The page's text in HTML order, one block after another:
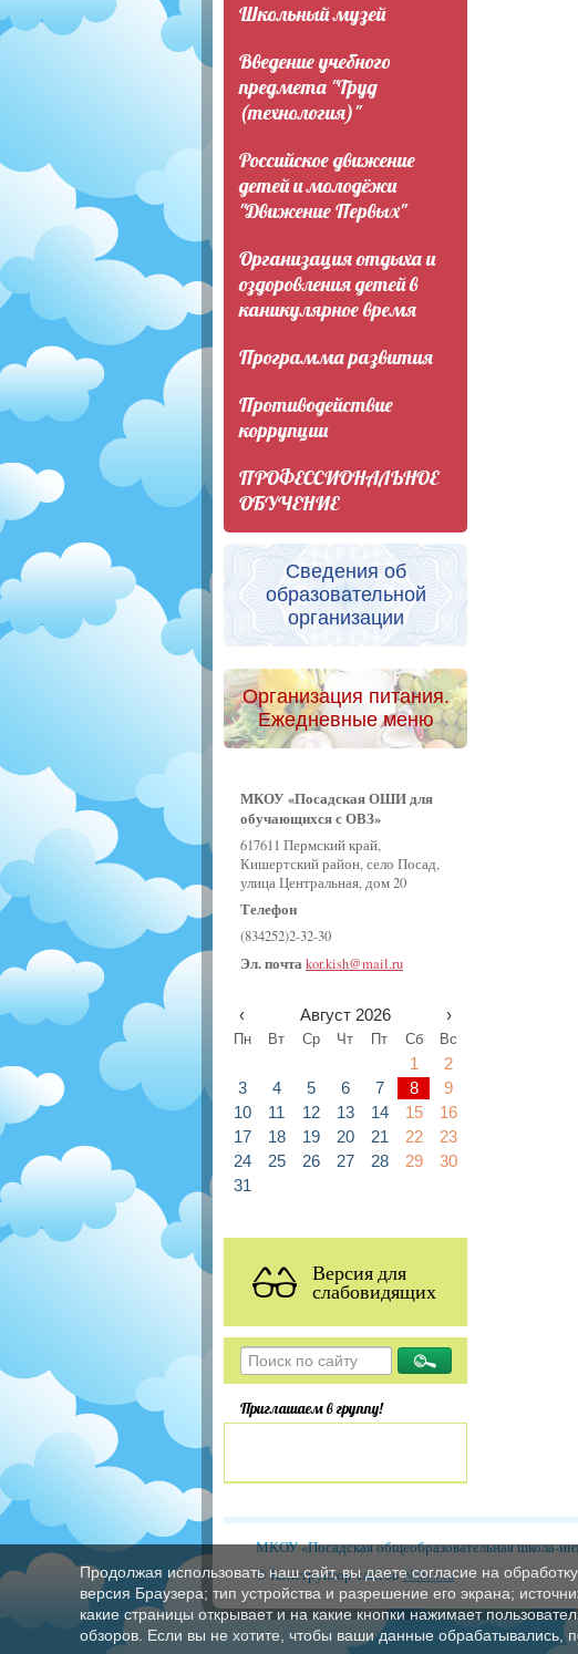
Школьный музей
Введение учебного
предмета "Труд
(технология)"
Российское движение
детей и молодёжи
"Движение Первых"
Организация отдыха и
оздоровления детей в
каникулярное время
Программа развития
Противодействие
коррупции
ПРОФЕССИОНАЛЬНОЕ
ОБУЧЕНИЕ
Сведения об
образовательной
организации
Организация питания.
Ежедневные меню
МКОУ «Посадская ОШИ для
обучающихся с ОВЗ»
617611 Пермский край,
Кишертский район, село Посад,
улица Центральная, дом 20
Телефон
(834252)2-32-30
Эл. почта kor.kish@mail.ru
‹ Август 2026 ›
Пн Вт Ср Чт Пт Сб Вс
1
2
3
4 5 6 7 8
9
10
11 12 13 14 15
16
17
18 19 20 21 22
23
24
25 26 27 28 29
30
31
Версия для
слабовидящих
Приглашаем в группу!
МКОУ «Посадская общеобразовательная школа-
© Конструктор сайтовNubex.ru
Продолжая использовать наш сайт, вы даете согласие на
версия Браузера; тип устройства и разрешение его экрана;
какие страницы открывает и на какие кнопки нажимает
обзоров. Если вы не хотите, чтобы ваши данные обрабатывались,